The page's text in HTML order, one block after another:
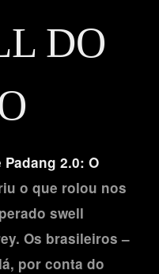
DO
2.0: O
o que rolou nos
swell
Os brasileiros –
por conta do